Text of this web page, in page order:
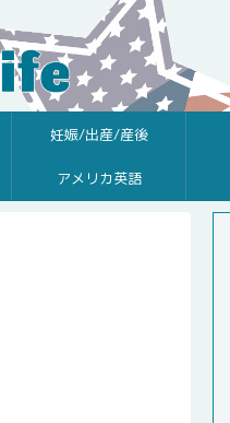
妊娠/出産/産後
アメリカ英語